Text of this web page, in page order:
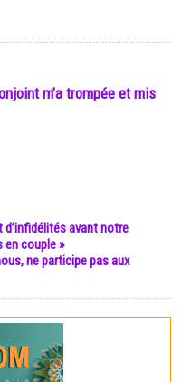
m’a trompée et mis
d’infidélités avant notre
en couple »
ne participe pas aux